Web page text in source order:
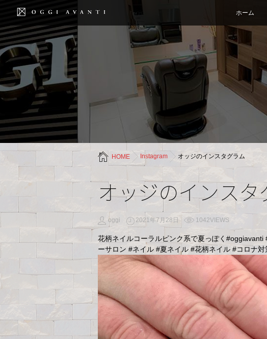
ホーム
HOME Instagram オッジのインスタグラム
オッジのインスタ
oggi 2021年7月28日 1042VIEWS
花柄ネイルコーラルピンク系で夏っぽく️
ーサロン #ネイル #夏ネイル #花柄ネイル #コロナ